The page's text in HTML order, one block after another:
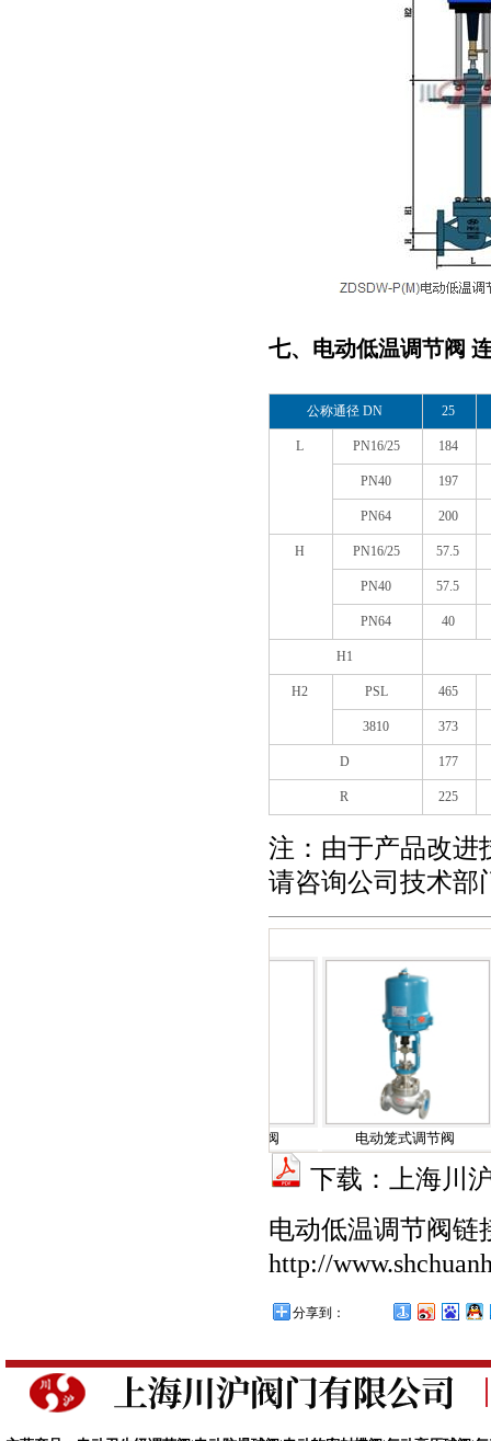
七、电动低温调节阀
公称通径 DN 25
L PN16/25 184
PN40 197
PN64 200
H PN16/25 57.5
PN40 57.5
PN64 40
H1
H2 PSL 465
3810 373
D 177
R 225
注：由于产品改进
请咨询公司技术部
电动笼式调节阀
下载：上海川
电动低温调节阀链
http://
分享到：